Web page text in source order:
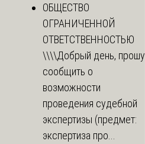
ОБЩЕСТВО
ОГРАНИЧЕННОЙ
ОТВЕТСТВЕННОСТЬЮ
\\\\Добрый день, прошу
сообщить о
возможности
проведения судебной
экспертизы (предмет:
экспертиза про...